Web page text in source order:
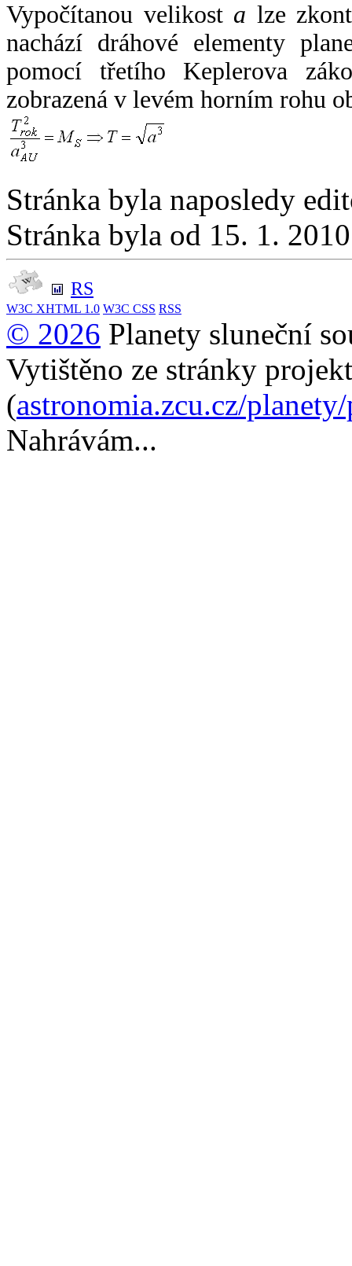
Vypočítanou velikost a lze
nachází dráhové elementy
pomocí třetího Keplerova
zobrazená v levém horním rohu
Stránka byla naposledy
Stránka byla od 15. 1.
RS
W3C XHTML 1.0 W3C CSS RSS
© 2026 Planety sluneční
Vytištěno ze stránky
(astronomia.zcu.cz/
Nahrávám...